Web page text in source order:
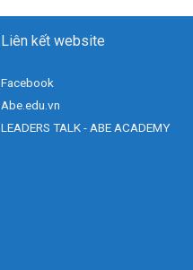
Liên kết website
Facebook
Abe.edu.vn
LEADERS TALK - ABE ACADEMY